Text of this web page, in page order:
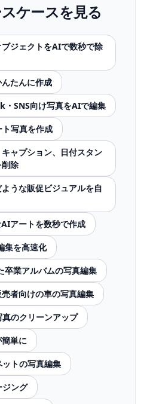
ケースを見る
ジェクトをAIで数秒で除
たんに作成
SNS向け写真をAIで編集
写真を作成
ャプション、日付スタン
除
うな販促ビジュアルを自
アートを数秒で作成
集を高速化
卒業アルバムの写真編集
者向けの車の写真編集
のクリーンアップ
単に
トの写真編集
ング